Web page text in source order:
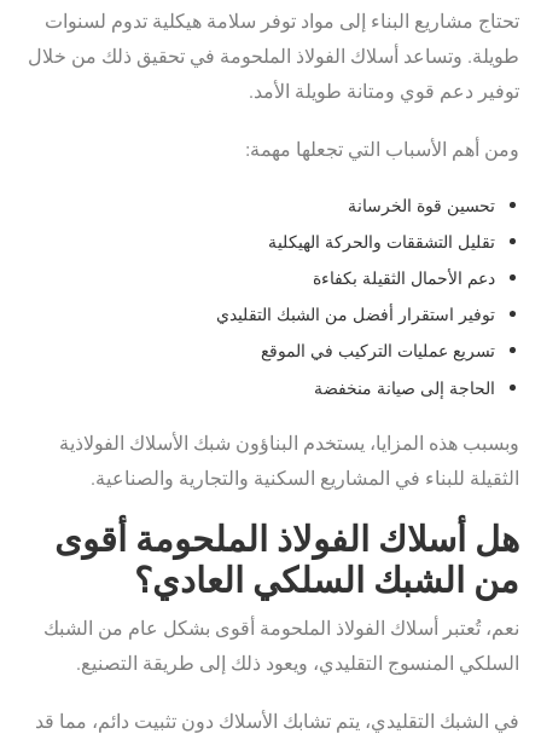
تحتاج مشاريع البناء إلى مواد توفر سلامة هيكلية تدوم لسنوات
طويلة. وتساعد أسلاك الفولاذ الملحومة في تحقيق ذلك من خلال
توفير دعم قوي ومتانة طويلة الأمد.
ومن أهم الأسباب التي تجعلها مهمة:
تحسين قوة الخرسانة
تقليل التشققات والحركة الهيكلية
دعم الأحمال الثقيلة بكفاءة
توفير استقرار أفضل من الشبك التقليدي
تسريع عمليات التركيب في الموقع
الحاجة إلى صيانة منخفضة
وبسبب هذه المزايا، يستخدم البناؤون شبك الأسلاك الفولاذية
الثقيلة للبناء في المشاريع السكنية والتجارية والصناعية.
هل أسلاك الفولاذ الملحومة أقوى
من الشبك السلكي العادي؟
نعم، تُعتبر أسلاك الفولاذ الملحومة أقوى بشكل عام من الشبك
السلكي المنسوج التقليدي، ويعود ذلك إلى طريقة التصنيع.
في الشبك التقليدي، يتم تشابك الأسلاك دون تثبيت دائم، مما قد